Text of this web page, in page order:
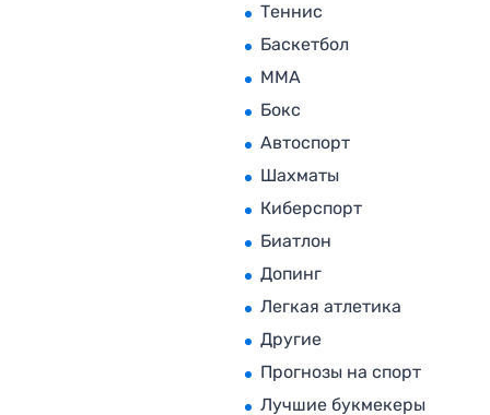
Теннис
Баскетбол
MMA
Бокс
Автоспорт
Шахматы
Киберспорт
Биатлон
Допинг
Легкая атлетика
Другие
Прогнозы на спорт
Лучшие букмекеры